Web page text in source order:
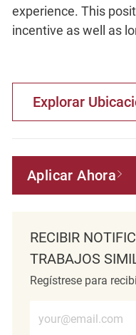
experience. This
incentive as well as
Explorar
Aplicar Ahora
RECIBIR
TRABAJOS
Regístrese para